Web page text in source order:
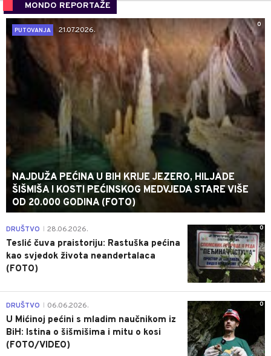
MONDO REPORTAŽE
0
PUTOVANJA
21.07.2026.
NAJDUŽA PEĆINA U BIH KRIJE JEZERO, HILJADE
ŠIŠMIŠA I KOSTI PEĆINSKOG MEDVJEDA STARE VIŠE
OD 20.000 GODINA (FOTO)
0
DRUŠTVO 28.06.2026.
Teslić čuva praistoriju: Rastuška pećina
kao svjedok života neandertalaca
(FOTO)
0
DRUŠTVO 06.06.2026.
U Mićinoj pećini s mladim naučnikom iz
BiH: Istina o šišmišima i mitu o kosi
(FOTO/VIDEO)